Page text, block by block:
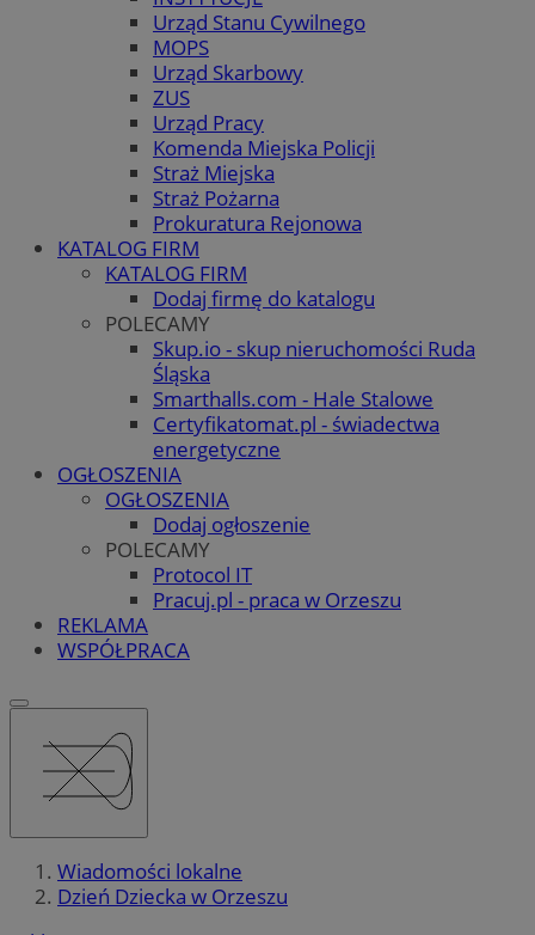
Urząd Stanu Cywilnego
MOPS
Urząd Skarbowy
ZUS
Urząd Pracy
Komenda Miejska Policji
Straż Miejska
Straż Pożarna
Prokuratura Rejonowa
KATALOG FIRM
KATALOG FIRM
Dodaj firmę do katalogu
POLECAMY
Skup.io - skup nieruchomości Ruda
Śląska
Smarthalls.com - Hale Stalowe
Certyfikatomat.pl - świadectwa
energetyczne
OGŁOSZENIA
OGŁOSZENIA
Dodaj ogłoszenie
POLECAMY
Protocol IT
Pracuj.pl - praca w Orzeszu
REKLAMA
WSPÓŁPRACA
Wiadomości lokalne
Dzień Dziecka w Orzeszu